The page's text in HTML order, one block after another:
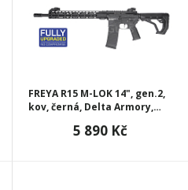
FREYA R15 M-LOK 14", gen.2,
kov, černá, Delta Armory,
5 890 Kč